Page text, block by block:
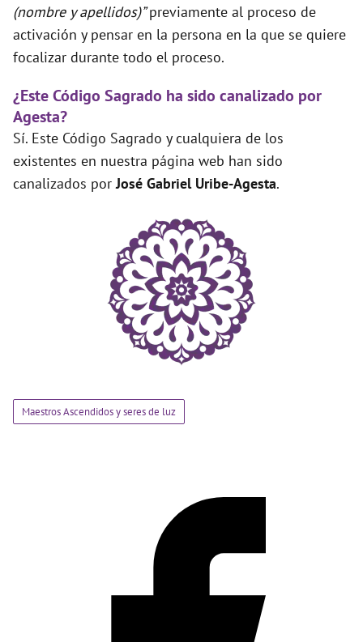
(nombre y apellidos)”previamente al proceso de
activación y pensar en la persona en la que se quiere
focalizar durante todo el proceso.
¿Este Código Sagrado ha sido canalizado por
Agesta?
Sí. Este Código Sagrado y cualquiera de los
existentes en nuestra página web han sido
canalizados porJosé Gabriel Uribe-Agesta.
Maestros Ascendidos y seres de luz